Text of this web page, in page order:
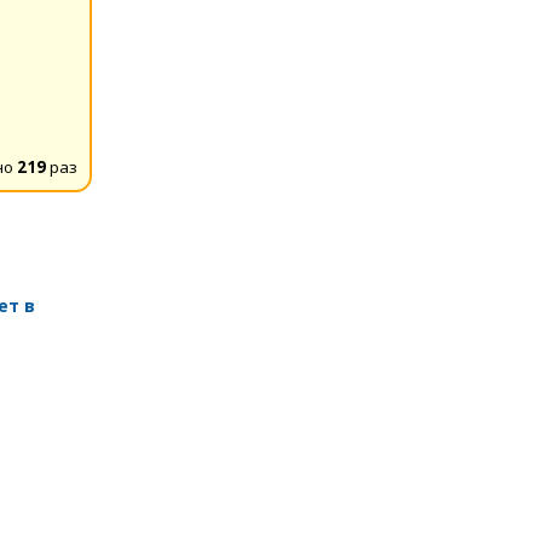
219раз
в